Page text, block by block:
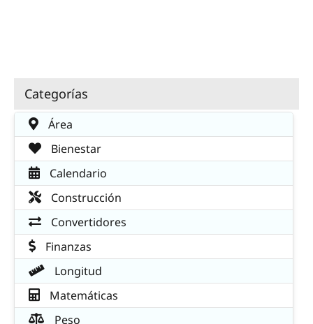
Categorías
Área
Bienestar
Calendario
Construcción
Convertidores
Finanzas
Longitud
Matemáticas
Peso